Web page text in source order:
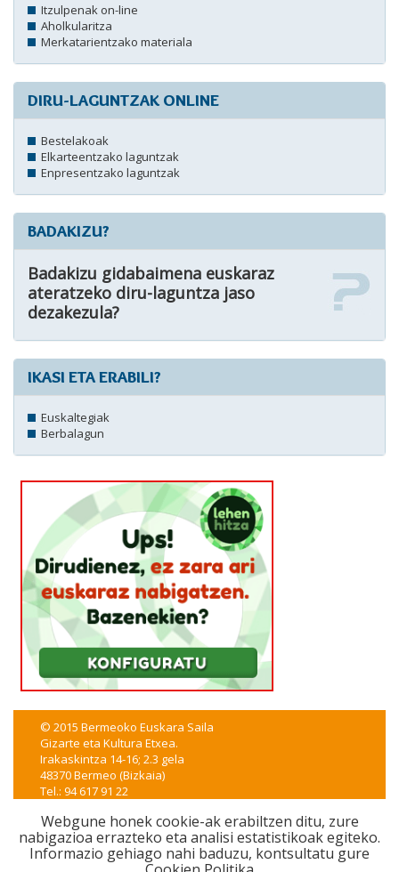
Itzulpenak on-line
Aholkularitza
Merkatarientzako materiala
DIRU-LAGUNTZAK ONLINE
Bestelakoak
Elkarteentzako laguntzak
Enpresentzako laguntzak
BADAKIZU?
Badakizu gidabaimena euskaraz
ateratzeko diru-laguntza jaso
dezakezula?
IKASI ETA ERABILI?
Euskaltegiak
Berbalagun
© 2015 Bermeoko Euskara Saila
Gizarte eta Kultura Etxea.
Irakaskintza 14-16; 2.3 gela
48370 Bermeo (Bizkaia)
Tel.: 94 617 91 22
CSS|XHTML| WAI-A| Lege oharra|Irisgarritasuna
iametza interaktiboak garatua
Webgune honek cookie-ak erabiltzen ditu, zure
nabigazioa errazteko eta analisi estatistikoak egiteko.
Informazio gehiago nahi baduzu, kontsultatu gure